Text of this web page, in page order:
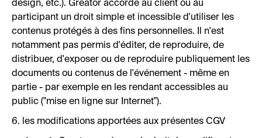
design, etc.). Greator accorde au client ou au
participant un droit simple et incessible d'utiliser les
contenus protégés à des fins personnelles. Il n'est
notamment pas permis d'éditer, de reproduire, de
distribuer, d'exposer ou de reproduire publiquement les
documents ou contenus de l'événement - même en
partie - par exemple en les rendant accessibles au
public ("mise en ligne sur Internet").
6. les modifications apportées aux présentes CGV